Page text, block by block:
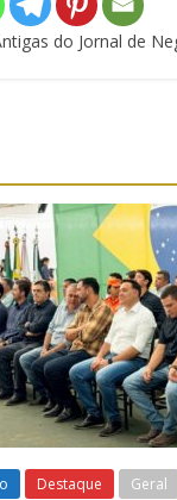
do Jornal de
Destaque Geral